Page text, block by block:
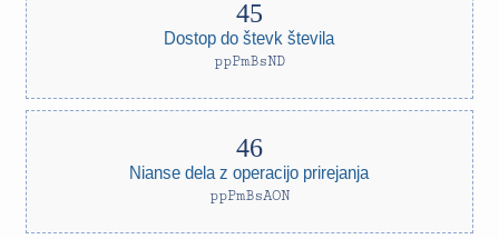
Dostop do števk števila
ppPmBsND
Nianse dela z operacijo prirejanja
ppPmBsAON